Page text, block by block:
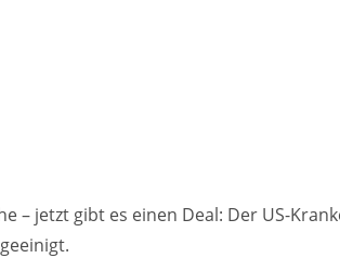
– jetzt gibt es einen Deal: Der US-